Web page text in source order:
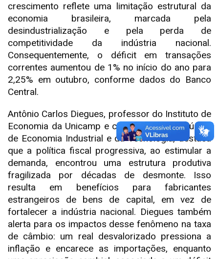
crescimento reflete uma limitação estrutural da
economia brasileira, marcada pela
desindustrialização e pela perda de
competitividade da indústria nacional.
Consequentemente, o déficit em transações
correntes aumentou de 1% no início do ano para
2,25% em outubro, conforme dados do Banco
Central.
Antônio Carlos Diegues, professor do Instituto de
Economia da Unicamp e coordenador do Núcleo
de Economia Industrial e da Tecnologia, destaca
que a política fiscal progressiva, ao estimular a
demanda, encontrou uma estrutura produtiva
fragilizada por décadas de desmonte. Isso
resulta em benefícios para fabricantes
estrangeiros de bens de capital, em vez de
fortalecer a indústria nacional. Diegues também
alerta para os impactos desse fenômeno na taxa
de câmbio: um real desvalorizado pressiona a
inflação e encarece as importações, enquanto